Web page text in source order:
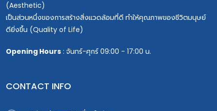
(Aesthetic)
เป็นส่วนหนึ่งของการสร้างสิ่งแวดล้อมที่ดี ทำให้คุณภาพของชีวิตมนุษย์
ดียิ่งขึ้น (Quality of Life)
Opening Hours : จันทร์-ศุกร์ 09:00 - 17:00 น.
CONTACT INFO